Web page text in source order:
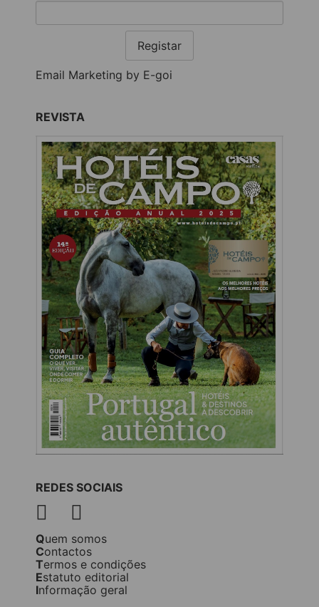
Registar
Email Marketing by E-goi
REVISTA
REDES SOCIAIS
Quem somos
Contactos
Termos e condições
Estatuto editorial
Informação geral